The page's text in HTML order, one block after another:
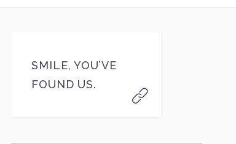
SMILE, YOU’VE
FOUND US.